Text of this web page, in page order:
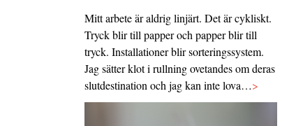
Mitt arbete är aldrig linjärt. Det är cykliskt.
Tryck blir till papper och papper blir till
tryck. Installationer blir sorteringssystem.
Jag sätter klot i rullning ovetandes om deras
slutdestination och jag kan inte lova…>